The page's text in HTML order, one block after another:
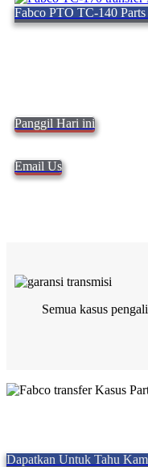
Fabco PTO TC-140 Parts
Panggil Hari ini
Email Us
Semua kasus
Dapatkan Untuk Tahu